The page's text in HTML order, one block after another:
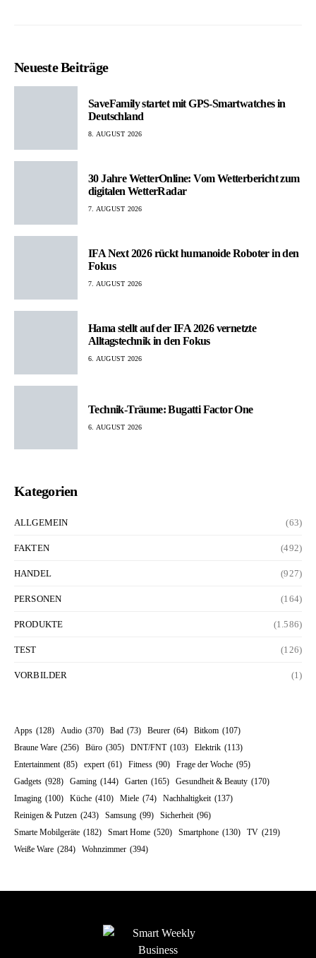
Neueste Beiträge
SaveFamily startet mit GPS-Smartwatches in
Deutschland
8. AUGUST 2026
30 Jahre WetterOnline: Vom Wetterbericht zum
digitalen WetterRadar
7. AUGUST 2026
IFA Next 2026 rückt humanoide Roboter in den
Fokus
7. AUGUST 2026
Hama stellt auf der IFA 2026 vernetzte
Alltagstechnik in den Fokus
6. AUGUST 2026
Technik-Träume: Bugatti Factor One
6. AUGUST 2026
Kategorien
ALLGEMEIN (63)
FAKTEN (492)
HANDEL (927)
PERSONEN (164)
PRODUKTE (1.586)
TEST (126)
VORBILDER (1)
Apps (128) Audio (370) Bad (73) Beurer (64) Bitkom (107)
Braune Ware (256) Büro (305) DNT/FNT (103) Elektrik (113)
Entertainment (85) expert (61) Fitness (90) Frage der Woche (95)
Gadgets (928) Gaming (144) Garten (165) Gesundheit & Beauty (170)
Imaging (100) Küche (410) Miele (74) Nachhaltigkeit (137)
Reinigen & Putzen (243) Samsung (99) Sicherheit (96)
Smarte Mobilgeräte (182) Smart Home (520) Smartphone (130) TV (219)
Weiße Ware (284) Wohnzimmer (394)